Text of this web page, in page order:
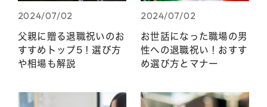
2024/07/02
父親に贈る退職祝いのお
すすめトップ5！選び方
や相場も解説
2024/07/02
お世話になった職場の男
性への退職祝い！おすす
め選び方とマナー